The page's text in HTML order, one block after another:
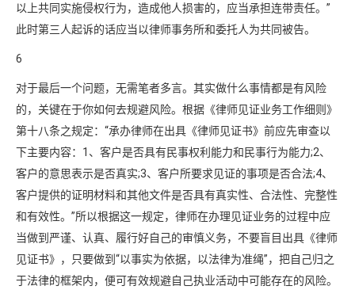
以上共同实施侵权行为，造成他人损害的，应当承担连带责任。”
此时第三人起诉的话应当以律师事务所和委托人为共同被告。
6
对于最后一个问题，无需笔者多言。其实做什么事情都是有风险
的，关键在于你如何去规避风险。根据《律师见证业务工作细则》
第十八条之规定：“承办律师在出具《律师见证书》前应先审查以
下主要内容：1、客户是否具有民事权利能力和民事行为能力;2、
客户的意思表示是否真实;3、客户所要求见证的事项是否合法;4、
客户提供的证明材料和其他文件是否具有真实性、合法性、完整性
和有效性。”所以根据这一规定，律师在办理见证业务的过程中应
当做到严谨、认真、履行好自己的审慎义务，不要盲目出具《律师
见证书》，只要做到“以事实为依据，以法律为准绳”，把自己归之
于法律的框架内，便可有效规避自己执业活动中可能存在的风险。